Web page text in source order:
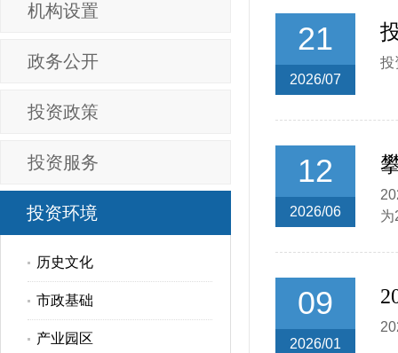
机构设置
政务公开
投资政策
投资服务
投资环境
历史文化
市政基础
产业园区
21
2026/07
投
12
2026/06
为
09
2026/01